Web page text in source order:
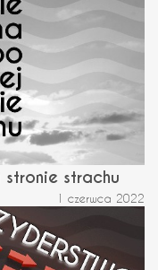
strachu
1 czerwca 2022